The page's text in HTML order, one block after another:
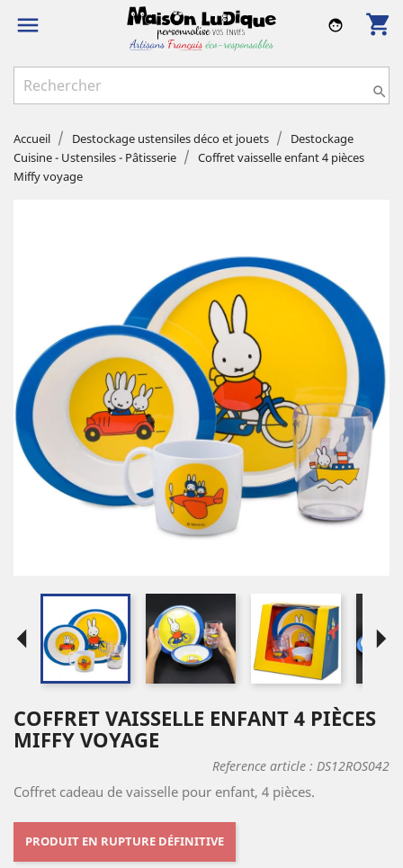
 shopping_cart
face

Accueil Destockage ustensiles déco et jouets
Destockage
Cuisine - Ustensiles - Pâtisserie
Coffret vaisselle enfant 4 pièces
Miffy voyage
arrow_left arrow_right
COFFRET VAISSELLE ENFANT 4 PIÈCES
MIFFY VOYAGE
Reference article : DS12ROS042
Coffret cadeau de vaisselle pour enfant, 4 pièces.
PRODUIT EN RUPTURE DÉFINITIVE